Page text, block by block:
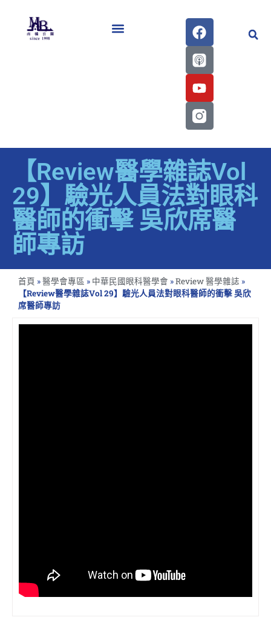
【Review醫學雜誌Vol
29】驗光人員法對眼科
醫師的衝擊 吳欣席醫
師專訪
首頁 »醫學會專區 » 中華民國眼科醫學會 »Review 醫學雜誌 »
【Review醫學雜誌Vol 29】驗光人員法對眼科醫師的衝擊 吳欣
席醫師專訪